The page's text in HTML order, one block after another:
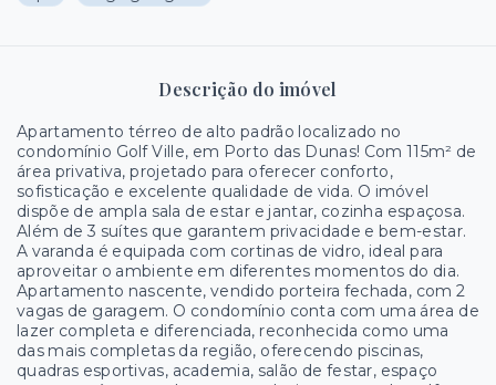
Descrição do imóvel
Apartamento térreo de alto padrão localizado no
condomínio Golf Ville, em Porto das Dunas! Com 115m² de
área privativa, projetado para oferecer conforto,
sofisticação e excelente qualidade de vida. O imóvel
dispõe de ampla sala de estar e jantar, cozinha espaçosa.
Além de 3 suítes que garantem privacidade e bem-estar.
A varanda é equipada com cortinas de vidro, ideal para
aproveitar o ambiente em diferentes momentos do dia.
Apartamento nascente, vendido porteira fechada, com 2
vagas de garagem. O condomínio conta com uma área de
lazer completa e diferenciada, reconhecida como uma
das mais completas da região, oferecendo piscinas,
quadras esportivas, academia, salão de festar, espaço